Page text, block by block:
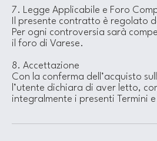
7. Legge Applicabile e Foro
Il presente contratto è regolato
Per ogni controversia sarà
il foro di Varese.
8. Accettazione
Con la conferma dell’acquisto
l’utente dichiara di aver letto,
integralmente i presenti Termini